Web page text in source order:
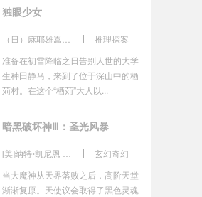
独眼少女
推理探案
准备在初雪降临之日告别人世的大学
生种田静马，来到了位于深山中的栖
苅村。在这个“栖苅”大人以...
暗黑破坏神Ⅲ：圣光风暴
玄幻奇幻
当大魔神从天界落败之后，高阶天堂
渐渐复原。天使议会取得了黑色灵魂